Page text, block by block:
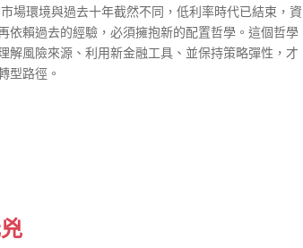
場環境與過去十年截然不同，低利率時代已結束，資
依賴過去的經驗，必須擁抱新的配置哲學。這個哲學
解風險來源、利用新金融工具、並保持策略彈性，才
型路徑。